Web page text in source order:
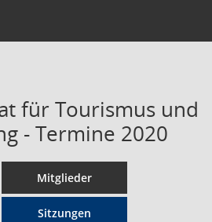
für Tourismus und
- Termine 2020
Mitglieder
Sitzungen